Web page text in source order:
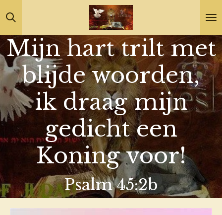
Ga
direct
naar
de
hoofdinhoud
Mijn hart trilt met
blijde woorden,
ik draag mijn
gedicht een
Koning voor!
Psalm 45:2b